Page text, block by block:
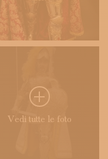
Vedi tutte le foto